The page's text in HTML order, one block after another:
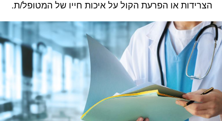
הצרידות או הפרעת הקול על איכות חייו של המטופל/ת.